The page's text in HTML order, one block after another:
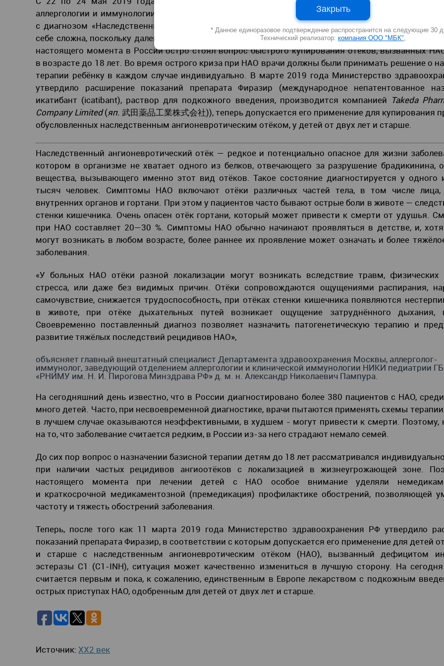
аллергологии и иммунологии. Одна из наиболее актуальных тем конгресса — диагностика и
с диагнозом «Наследственный ангионевротический отёк (НАО)». Диагностика этого
себе сложна, поскольку далеко не каждый врач сегодня знает об этом редком заболевании.
настоящего момента в России остро стоял вопрос быстрого купирования отёков, вызванных
в возрасте до 18 лет. Во время острого криза при НАО врачи должны были принимать решение о
терапии ребёнку в каждом случае индивидуально. В марте 2019 года Министерство
утвердило расширение показаний препарата Фиразир (международное непатентованное
икатибант (icatibant), раствор для подкожного введения, производится компанией Takeda
Company Limited (яп. 武田薬品工業株式会社)), теперь допускается его применение для купирования
обусловленных наследственным ангионевротическим отёком, у детей от двух лет и старше.
Наследственный ангионевротический отёк — редкое и потенциально опасное для жизни
котором в организме не хватает одного из белков, отвечающего за разрушение брадикинина,
вещества, вызывающего именно этот вид отёков. Такое состояние диагностируется у одного
тысяч человек. Симптомы НАО включают отёки различных частей тела, в том числе лица,
внутренних органов и гортани. При этом у пациентов часто бывают острые боли в животе —
стенки кишечника. Очень опасен отёк гортани, который может привести к смерти от удушья.
при НАО составляет 20—30 %. Симптомы НАО обычно начинают проявляться в детстве, и,
могут возникать в любом возрасте, более раннее их проявление может означать и более
заболевания.
«У больных НАО отёки разной локализации могут возникать вследствие травм, физических
стресса, или даже без видимых причин. Отёки сопровождаются ощущениями распирания,
самочувствие, снижается трудоспособность, при отёках стенки кишечника появляются
в животе, при отёке дыхательных путей возникает ощущение затруднённого дыхания,
Своевременно поставленный диагноз позволяет назначить патогенетическую терапию и
развитие тяжёлых последствий рецидивов НАО»,
объясняет главный внештатный специалист Департамента здравоохранения Москвы, аллерголог-
иммунолог, заведующий отделением аллергологии и клинической иммунологии НИКИ педиатрии
«РНИМУ им. Н. И. Пирогова Минздрава РФ» д. м. н. Александр Николаевич Пампура.
На сегодняшний день известно, что в России диагностировано более 380 пациентов с НАО,
много детей. Часто, при несвоевременной диагностике, врачи пытаются применять схемы
в лучшем случае оказываются неэффективными, в худшем - могут привести к смерти. Поэтому,
на то, что заболевание считается редким, в России из-за него страдают немало семей.
До сих пор вопрос о назначении базисной терапии детям до 18 лет рассматривался
при наличии частых рецидивов ангиоотёков с локализацией в жизнеугрожающей зоне.
настоящего момента при лечении детей с НАО особое внимание уделяли
и краткосрочной медикаментозной (премедикация) профилактике обострений, позволяющей
частоту и тяжесть обострений заболевания.
Теперь, после того как 11 марта 2019 года Министерство здравоохранения РФ утвердило
показаний препарата Фиразир, в соответствии с которым допускается его применение для детей
и старше с наследственным ангионевротическим отёком (НАО), вызванный дефицитом
эстеразы C1 (C1-INH), ситуация может качественно измениться в лучшую сторону. На
считается первым и пока, к сожалению, единственным в Европе лекарством с подкожным
острых приступах НАО, одобренным для детей от двух лет и старше.
Источник: XX2 век
Закрыть
* Данное единоразовое подтверждение распространится на следующие 30
Технический реализатор: компания ООО "МБК",